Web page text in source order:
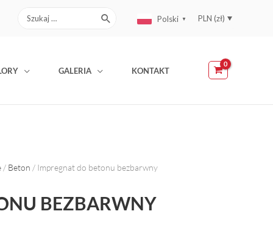
Search
for:
Polski ▼ PLN (zł)
GALERIA KONTAKT
/ Beton / Impregnat do betonu bezbarwny
BEZBARWNY